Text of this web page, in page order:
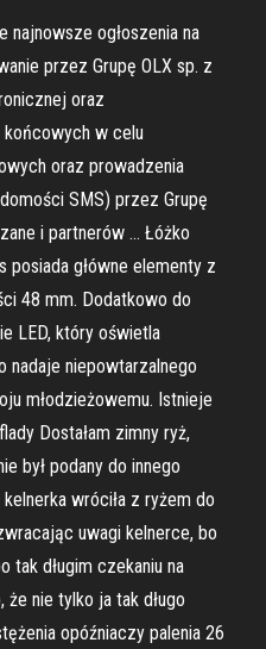
najnowsze ogłoszenia na
przez Grupę OLX sp. z
oraz
w celu
oraz prowadzenia
SMS) przez Grupę
i partnerów … Łóżko
posiada główne elementy z
48 mm. Dodatkowo do
LED, który oświetla
nadaje niepowtarzalnego
młodzieżowemu. Istnieje
Dostałam zimny ryż,
był podany do innego
wróciła z ryżem do
uwagi kelnerce, bo
tak długim czekaniu na
nie tylko ja tak długo
opóźniaczy palenia 26